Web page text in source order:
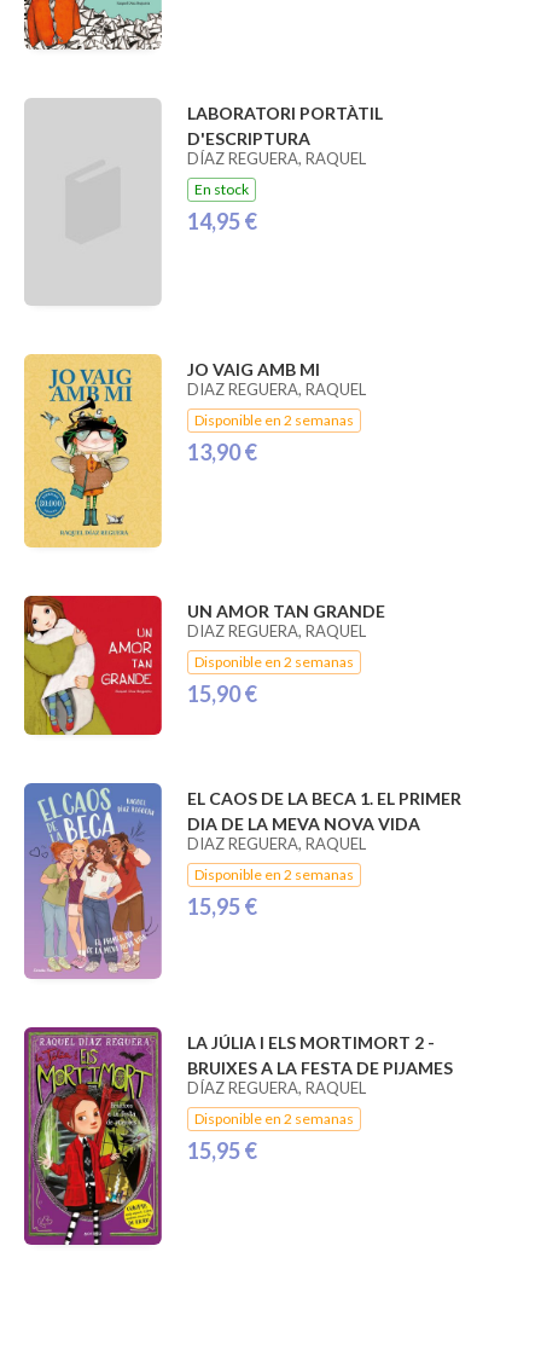
LABORATORI PORTÀTIL
D'ESCRIPTURA
DÍAZ REGUERA, RAQUEL
En stock
14,95 €
JO VAIG AMB MI
DIAZ REGUERA, RAQUEL
Disponible en 2 semanas
13,90 €
UN AMOR TAN GRANDE
DIAZ REGUERA, RAQUEL
Disponible en 2 semanas
15,90 €
EL CAOS DE LA BECA 1. EL PRIMER
DIA DE LA MEVA NOVA VIDA
DIAZ REGUERA, RAQUEL
Disponible en 2 semanas
15,95 €
LA JÚLIA I ELS MORTIMORT 2 -
BRUIXES A LA FESTA DE PIJAMES
DÍAZ REGUERA, RAQUEL
Disponible en 2 semanas
15,95 €